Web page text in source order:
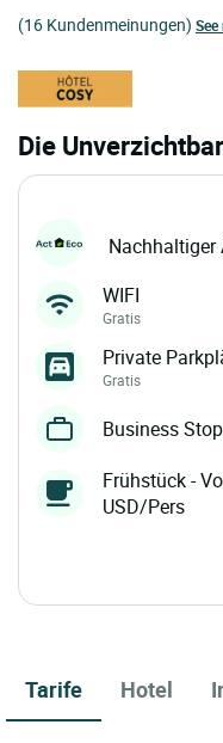
(16 Kundenmeinungen) See
Die
WIFI
Gratis
Private
Gratis
Business
Frühstück -
USD/Pers
Tarife Hotel